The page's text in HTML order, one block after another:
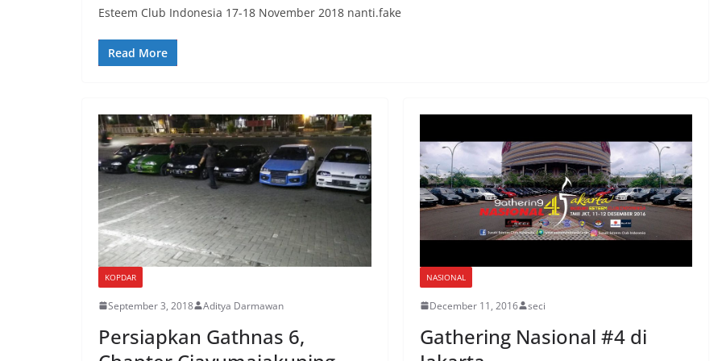
Esteem Club Indonesia 17-18 November 2018 nanti.fake
Read More
KOPDAR
September 3, 2018 Aditya Darmawan
Persiapkan Gathnas 6,
NASIONAL
December 11, 2016 seci
Gathering Nasional #4 di